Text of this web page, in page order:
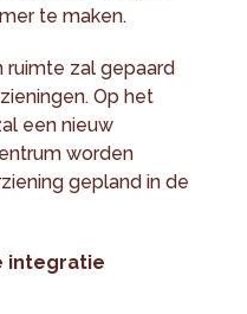
te maken.
ruimte zal gepaard
Op het
een nieuw
worden
gepland in de
integratie